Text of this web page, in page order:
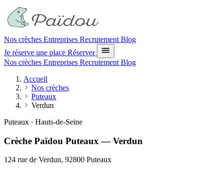
Nos crèches Entreprises Recrutement Blog
Je réserve une place Réserver
Nos crèches Entreprises Recrutement Blog
Accueil
Nos crèches
Puteaux
Verdun
Puteaux · Hauts-de-Seine
Crèche Païdou Puteaux — Verdun
124 rue de Verdun, 92800 Puteaux